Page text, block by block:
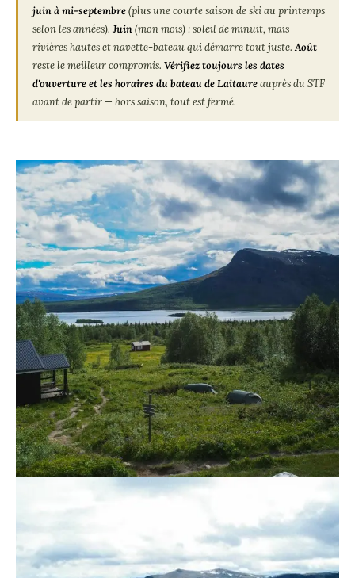
juin à mi-septembre(plus une courte saison de ski au printemps
selon les années). Juin(mon mois) : soleil de minuit, mais
rivières hautes et navette-bateau qui démarre tout juste.Août
reste le meilleur compromis. Vérifiez toujours les dates
d'ouverture et les horaires du bateau de Laitaureauprès du STF
avant de partir — hors saison, tout est fermé.